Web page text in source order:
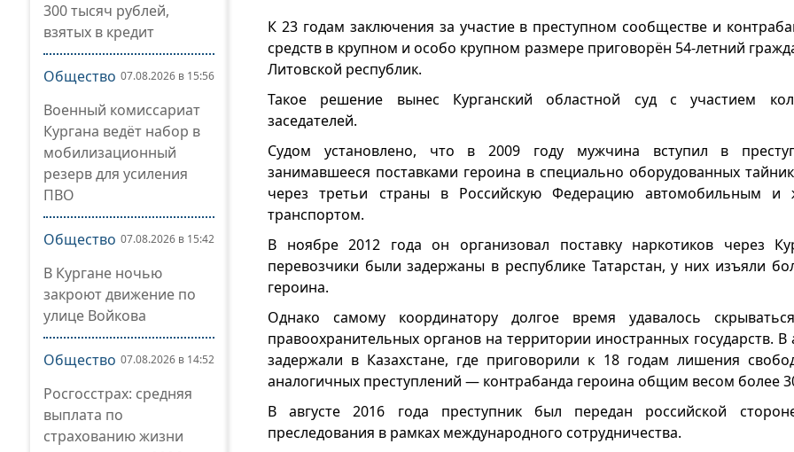
300 тысяч рублей,
взятых в кредит
Общество 07.08.2026 в 15:56
Военный комиссариат
Кургана ведёт набор в
мобилизационный
резерв для усиления
ПВО
Общество 07.08.2026 в 15:42
В Кургане ночью
закроют движение по
улице Войкова
Общество 07.08.2026 в 14:52
Росгосстрах: средняя
выплата по
страхованию жизни
К 23 годам заключения за участие в преступном сообществе и
средств в крупном и особо крупном размере приговорён 54-летний
Литовской республик.
Такое решение вынес Курганский областной суд с участием
заседателей.
Судом установлено, что в 2009 году мужчина вступил в
занимавшееся поставками героина в специально оборудованных
через третьи страны в Российскую Федерацию автомобильным и
транспортом.
В ноябре 2012 года он организовал поставку наркотиков через
перевозчики были задержаны в республике Татарстан, у них изъяли
героина.
Однако самому координатору долгое время удавалось
правоохранительных органов на территории иностранных государств. В
задержали в Казахстане, где приговорили к 18 годам лишения
аналогичных преступлений — контрабанда героина общим весом более
В августе 2016 года преступник был передан российской
преследования в рамках международного сотрудничества.